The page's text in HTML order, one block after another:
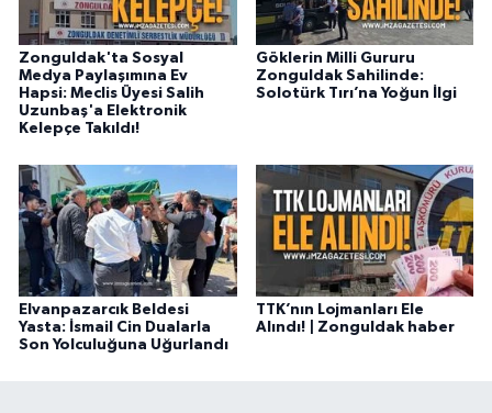
Zonguldak'ta Sosyal
Medya Paylaşımına Ev
Hapsi: Meclis Üyesi Salih
Uzunbaş'a Elektronik
Kelepçe Takıldı!
Göklerin Milli Gururu
Zonguldak Sahilinde:
Solotürk Tırı’na Yoğun İlgi
Elvanpazarcık Beldesi
Yasta: İsmail Cin Dualarla
Son Yolculuğuna Uğurlandı
TTK’nın Lojmanları Ele
Alındı! | Zonguldak haber